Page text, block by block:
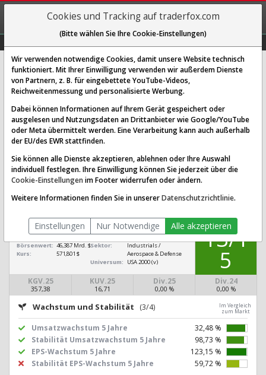
REGIS-
TRIEREN
Axon Enterprise Aktie: Realtime-
Kurs & Analyse (A2DPZU | AXON)
SCORING SYSTEMS:
Qualitäts-Check Dividenden-Check
Wachstums-Check
Robustheits-Check
Qualitäts-Check:Ist die Aktie zum Investieren
Infos zum Score
Axon Enterprise [AXON A2DPZU
US05464C1018]
Börsenwert: 46,387 Mrd. $
Kurs:
571,801 $
Sektor:
Industrials /
Aerospace & Defense
Universum:
USA 2000 (v)
KGV.25
357,38
KUV.25
16,71
Div.25
0,00 %
Div.24
0,00 %
13/1
5
Wachstum und Stabilität (3/4)
Im Vergleich
zum Markt
Umsatzwachstum 5 Jahre
32,48 %
Stabilität Umsatzwachstum 5 Jahre
98,73 %
EPS-Wachstum 5 Jahre
123,15 %
Stabilität EPS-Wachstum 5 Jahre
59,72 %
Cookies und Tracking auf traderfox.com
(Bitte wählen Sie Ihre Cookie-Einstellungen)
Wir verwenden notwendige Cookies, damit unsere Website technisch
funktioniert. Mit Ihrer Einwilligung verwenden wir außerdem Dienste
von Partnern, z. B. für eingebettete YouTube-Videos,
Reichweitenmessung und personalisierte Werbung.
Dabei können Informationen auf Ihrem Gerät gespeichert oder
ausgelesen und Nutzungsdaten an Drittanbieter wie Google/YouTube
oder Meta übermittelt werden. Eine Verarbeitung kann auch außerhalb
der EU/des EWR stattfinden.
Sie können alle Dienste akzeptieren, ablehnen oder Ihre Auswahl
individuell festlegen. Ihre Einwilligung können Sie jederzeit über die
Cookie-Einstellungen im Footer widerrufen oder ändern.
Weitere Informationen finden Sie in unsererDatenschutzrichtlinie.
Einstellungen Nur Notwendige Alle akzeptieren